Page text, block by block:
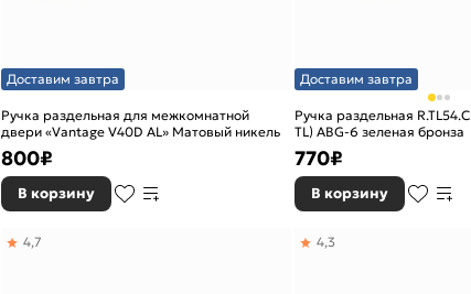
Доставим завтра
Ручка раздельная для межкомнатной
двери «Vantage V40D AL» Матовый никель
800₽
В корзину
Доставим завтра
Ручка раздельная
TL) ABG-6 зеленая бронза
770₽
В корзину
4,7 4,3